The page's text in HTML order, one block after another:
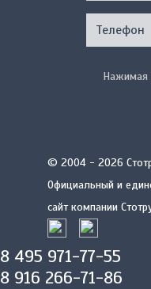
Нажимая
© 2004 - 2026
Официальный и
сайт компании
8 495 971-77-55
8 916 266-71-86